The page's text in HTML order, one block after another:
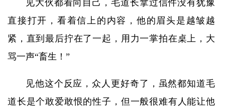
见大伙都看向自己，毛道长拿过信件没有犹豫
直接打开，看着信上的内容，他的眉头是越皱越
紧，直到最后拧在了一起，用力一掌拍在桌上，大
骂一声“畜生！”
见他这个反应，众人更好奇了，虽然都知道毛
道长是个敢爱敢恨的性子，但一般很难有人能让他